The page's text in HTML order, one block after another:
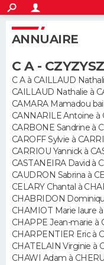
ACTUALITÉS
Politique
Société
Faits Divers
Education
Monde
Villes
+
SPORT
Coupe du monde 2026
Football
Tennis
Cyclisme
Rugby
Forum
CULTURE
Programme TV
TNTStreaming
Cinéma
Sorties cinéma
Musique
+
FINANCE
Retraite
Impôts
Epargne
Immobilier
Risques naturels par ville
Banque
Assurance
Crédit
AUTO
Essais
Réserver un essai
Citadines
Berlines
SUV
Forum auto
+
HIGH-TECH
Mobiles
Meilleur smartphone
Internet
Ordinateurs
Jeux vidéo
Guide high-tech
+
BRICOLAGE
Forum
Aménagement intérieur
Extérieur
Cuisine
Salle de bains
Jardinage
Rangement
WEEK-END
Guides de France
Escapades
Patrimoine
Expositions
Musées
Week-end nature
+
LIFESTYLE
Art de vivre
Bien-être
Loisirs
Mode
Modes de vie
S'inscrire
Connexion
ANNUAIRE
C A -
C A à CAILLAUD
CAILLAUD Nathalie à
CAMARA Mamadou
CANNARILE Antoine à
CARBONE Sandrine à
CAROFF Sylvie à
CARRIOU Yannick à
CASTANEIRA David à
CAUDRON Sabrina à
CELARY Chantal à
CHABRIDON
CHAMIOT Marie laure
CHAPPE Jean-marie à
CHARPENTIER Eric à
CHATELAIN Virginie à
CHAWI Adam à